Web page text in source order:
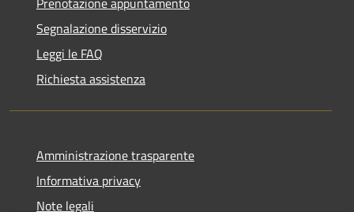
Segnalazione disservizio
Leggi le FAQ
Richiesta assistenza
Amministrazione trasparente
Informativa privacy
Note legali